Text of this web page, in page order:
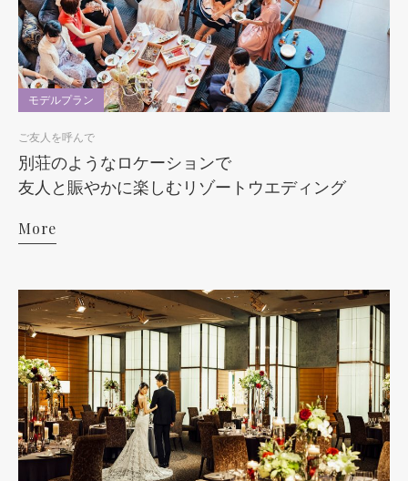
モデルプラン
ご友人を呼んで
別荘のようなロケーションで
友人と賑やかに楽しむリゾートウエディング
More